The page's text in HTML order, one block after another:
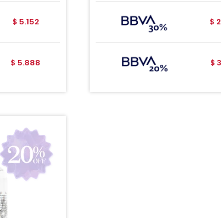
$ 5.152
$ 5.888
$
$